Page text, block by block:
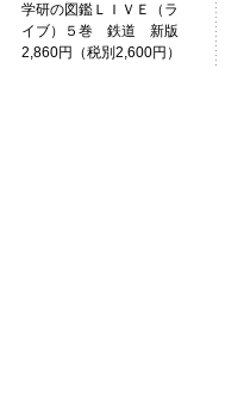
学研の図鑑ＬＩＶＥ（ラ
イブ）５巻 鉄道 新版
2,860円（税別2,600円）